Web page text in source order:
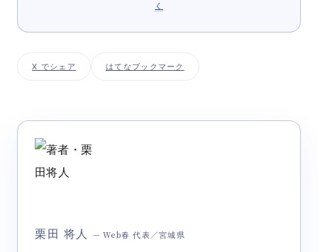
く
X でシェア はてなブックマーク
栗田 将人 — Web春 代表／宮城県